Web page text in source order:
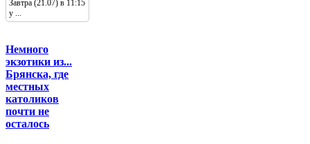
Завтра (21.07) в 11:15
у ...
Немного
экзотики из...
Брянска, где
местных
католиков
почти не
осталось